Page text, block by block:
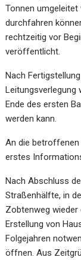
Tonnen
durchfahren
rechtzeitig vor
veröffentlicht.
Nach
Leitungsverlegung
Ende des ersten
werden kann.
An die betroffenen
erstes
Nach Abschluss
Straßenhälfte, in
Zobtenweg
Erstellung von
Folgejahren
öffnen. Aus